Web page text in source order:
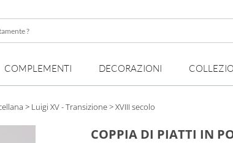
COMPLEMENTI DECORAZIONI
> Luigi XV - Transizione> XVIII secolo
COPPIA DI PIATTI IN